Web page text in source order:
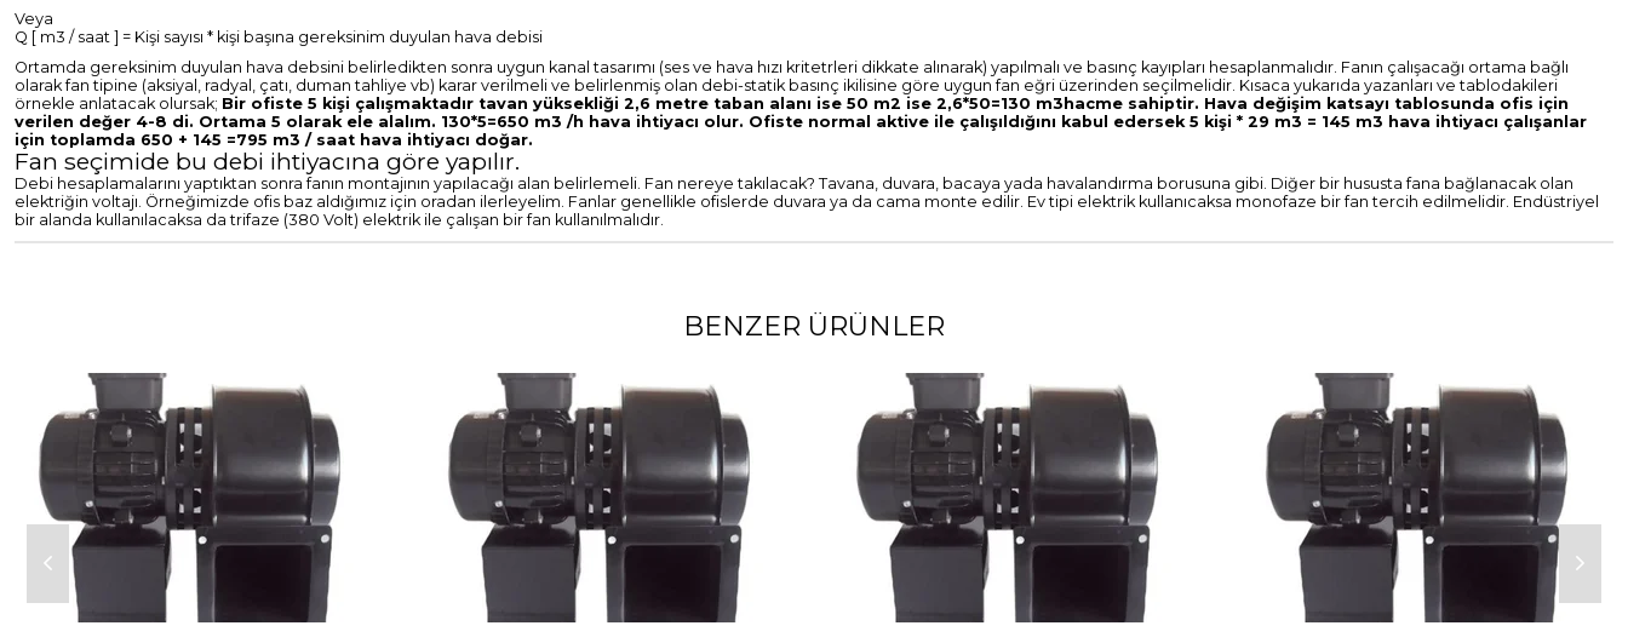
Veya
Q [ m3 / saat ] = Kişi sayısı * kişi başına gereksinim duyulan hava debisi
Ortamda gereksinim duyulan hava debsini belirledikten sonra uygun kanal tasarımı (ses ve hava hızı kritetrleri dikkate alınarak) yapılmalı ve basınç kayıpları hesaplanmalıdır. Fanın çalışacağı ortama bağlı
olarak fan tipine (aksiyal, radyal, çatı, duman tahliye vb) karar verilmeli ve belirlenmiş olan debi-statik basınç ikilisine göre uygun fan eğri üzerinden seçilmelidir. Kısaca yukarıda yazanları ve tablodakileri
örnekle anlatacak olursak; Bir ofiste 5 kişi çalışmaktadır tavan yüksekliği 2,6 metre taban alanı ise 50 m2 ise 2,6*50=130 m3hacme sahiptir. Hava değişim katsayı tablosunda ofis için
verilen değer 4-8 di. Ortama 5 olarak ele alalım. 130*5=650 m3 /h hava ihtiyacı olur. Ofiste normal aktive ile çalışıldığını kabul edersek 5 kişi * 29 m3 = 145 m3 hava ihtiyacı çalışanlar
için toplamda 650 + 145 =795 m3 / saat hava ihtiyacı doğar.
Fan seçimide bu debi ihtiyacına göre yapılır.
Debi hesaplamalarını yaptıktan sonra fanın montajının yapılacağı alan belirlemeli. Fan nereye takılacak? Tavana, duvara, bacaya yada havalandırma borusuna gibi. Diğer bir hususta fana bağlanacak olan
elektriğin voltajı. Örneğimizde ofis baz aldığımız için oradan ilerleyelim. Fanlar genellikle ofislerde duvara ya da cama monte edilir. Ev tipi elektrik kullanıcaksa monofaze bir fan tercih edilmelidir. Endüstriyel
bir alanda kullanılacaksa da trifaze (380 Volt) elektrik ile çalışan bir fan kullanılmalıdır.
BENZER ÜRÜNLER